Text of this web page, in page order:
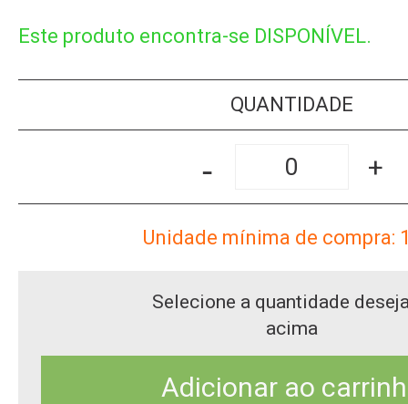
Este produto encontra-se DISPONÍVEL.
QUANTIDADE
- +
Unidade mínima de compra:
Selecione a quantidade
acima
Adicionar ao